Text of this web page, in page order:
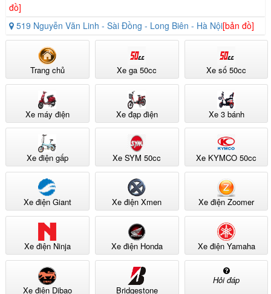
đồ]
519 Nguyễn Văn Linh - Sài Đồng - Long Biên - Hà Nội[bản đồ]
Trang chủ Xe ga 50cc Xe số 50cc
Xe máy điện Xe đạp điện Xe 3 bánh
Xe điện gấp Xe SYM 50cc Xe KYMCO 50cc
Xe điện Giant Xe điện Xmen Xe điện Zoomer
Xe điện Ninja Xe điện Honda Xe điện Yamaha
Xe điện Dibao Bridgestone
Hỏi đáp